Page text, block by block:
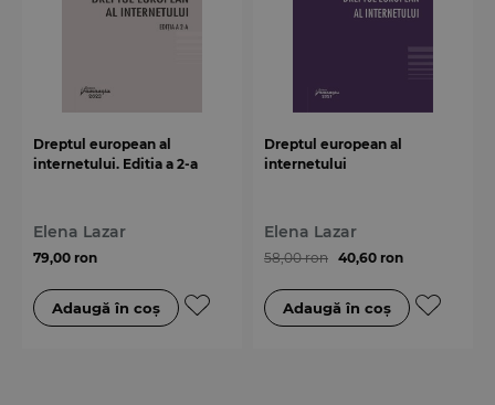
Dreptul european al
internetului. Editia a 2-a
Elena Lazar
79,00 ron
Dreptul european al
internetului
Elena Lazar
58,00 ron 40,60 ron